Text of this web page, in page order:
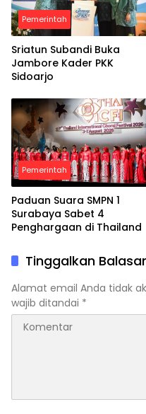
Pemerintah
Sriatun Subandi Buka
Jambore Kader PKK
Sidoarjo
Pemerintah
Paduan Suara SMPN 1
Surabaya Sabet 4
Penghargaan di Thailand
Tinggalkan
Alamat email Anda tidak
wajib ditandai *